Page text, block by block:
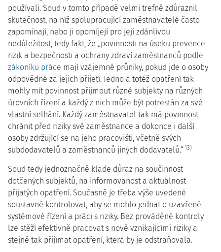
používali. Soud v tomto případě velmi trefně zdůraznil
skutečnost, na níž spolupracující zaměstnavatelé často
zapomínají, nebo ji opomíjejí pro její zdánlivou
nedůležitost, tedy fakt, že „povinnosti na úseku prevence
rizik a bezpečnosti a ochrany zdraví zaměstnanců podle
zákoníku práce mají vzájemné průniky, pokud jde o osoby
odpovědné za jejich přijetí. Jedno a totéž opatření tak
mohly mít povinnost přijmout různé subjekty na různých
úrovních řízení a každý z nich může být potrestán za své
vlastní selhání. Každý zaměstnavatel tak má povinnost
chránit před riziky své zaměstnance a dokonce i další
osoby zdržující se na jeho pracovišti, včetně svých
subdodavatelů a zaměstnanců jiných dodavatelů.“ 13)
Soud tedy jednoznačně klade důraz na součinnost
dotčených subjektů, na informovanost a aktuálnost
přijatých opatření. Současně je třeba výše uvedené
soustavně kontrolovat, aby se mohlo jednat o uzavřené
systémové řízení a práci s riziky. Bez prováděné kontroly
lze stěží efektivně pracovat s nově vznikajícími riziky a
stejně tak přijímat opatření, která by je odstraňovala.